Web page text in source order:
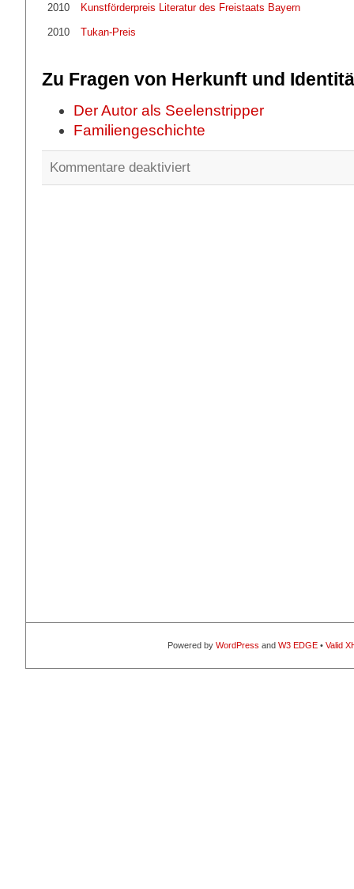
2010 Kunstförderpreis Literatur des Freistaats Bayern
2010 Tukan-Preis
Zu Fragen von Herkunft und
Der Autor als Seelenstripper
Familiengeschichte
Kommentare deaktiviertfür
Powered by WordPress and W3 EDGE• Valid